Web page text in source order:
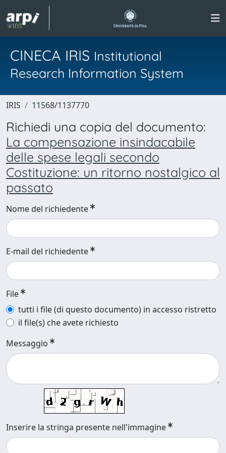
CINECA IRIS Institutional
Research Information System
IRIS 11568/1137770
Richiedi una copia del documento:
La compensazione insindacabile
delle spese legali secondo
Costituzione: un ritorno nostalgico al
passato
Nome del richiedente
E-mail del richiedente
File
tutti i file (di questo documento) in accesso ristretto
il file(s) che avete richiesto
Messaggio
Inserire la stringa presente nell'immagine